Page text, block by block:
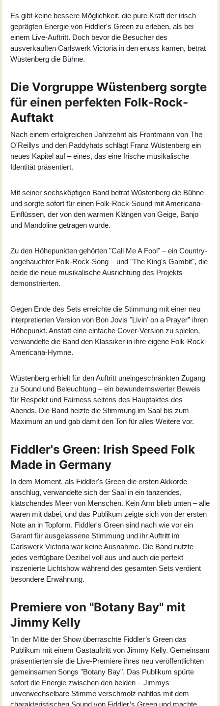
Es gibt keine bessere Möglichkeit, die pure Kraft der irisch
geprägten Energie von Fiddler's Green zu erleben, als bei
einem Live-Auftritt. Doch bevor die Besucher des
ausverkauften Carlswerk Victoria in den enuss kamen, betrat
Wüstenberg die Bühne.
Die Vorgruppe Wüstenberg sorgte
für einen perfekten Folk-Rock-
Auftakt
Nach einem erfolgreichen Jahrzehnt als Frontmann von The
O'Reillys und den Paddyhats schlägt Franz Wüstenberg ein
neues Kapitel auf – eines, das eine frische musikalische
Identität präsentiert.
Mit seiner sechsköpfigen Band betrat Wüstenberg die Bühne
und sorgte sofort für einen Folk-Rock-Sound mit Americana-
Einflüssen, der von den warmen Klängen von Geige, Banjo
und Mandoline getragen wurde.
Zu den Höhepunkten gehörten "Call Me A Fool" – ein Country-
angehauchter Folk-Rock-Song – und "The King's Gambit", die
beide die neue musikalische Ausrichtung des Projekts
demonstrierten.
Gegen Ende des Sets erreichte die Stimmung mit einer neu
interpretierten Version von Bon Jovis "Livin' on a Prayer” ihren
Höhepunkt. Anstatt eine einfache Cover-Version zu spielen,
verwandelte die Band den Klassiker in ihre eigene Folk-Rock-
Americana-Hymne.
Wüstenberg erhielt für den Auftritt uneingeschränkten Zugang
zu Sound und Beleuchtung – ein bewundernswerter Beweis
für Respekt und Fairness seitens des Hauptaktes des
Abends. Die Band heizte die Stimmung im Saal bis zum
Maximum an und gab damit den Ton für alles Weitere vor.
Fiddler's Green: Irish Speed Folk
Made in Germany
In dem Moment, als Fiddler's Green die ersten Akkorde
anschlug, verwandelte sich der Saal in ein tanzendes,
klatschendes Meer von Menschen. Kein Arm blieb unten – alle
waren mit dabei, und das Publikum zeigte sich von der ersten
Note an in Topform. Fiddler's Green sind nach wie vor ein
Garant für ausgelassene Stimmung und ihr Auftritt im
Carlswerk Victoria war keine Ausnahme. Die Band nutzte
jedes verfügbare Dezibel voll aus und auch die perfekt
inszenierte Lichtshow während des gesamten Sets verdient
besondere Erwähnung.
Premiere von "Botany Bay" mit
Jimmy Kelly
"In der Mitte der Show überraschte Fiddler’s Green das
Publikum mit einem Gastauftritt von Jimmy Kelly. Gemeinsam
präsentierten sie die Live-Premiere ihres neu veröffentlichten
gemeinsamen Songs "Botany Bay". Das Publikum spürte
sofort die Energie zwischen den beiden – Jimmys
unverwechselbare Stimme verschmolz nahtlos mit dem
charakteristischen Sound von Fiddler’s Green und machte